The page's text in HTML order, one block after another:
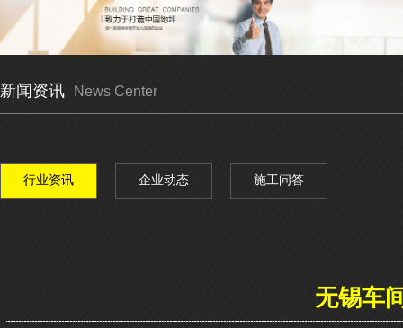
展示 中心 筑地 资讯 伙伴 我们
新闻资讯 News Center
行业资讯 企业动态 施工问答
无锡车